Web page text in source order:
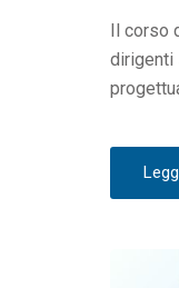
Il corso
dirigenti